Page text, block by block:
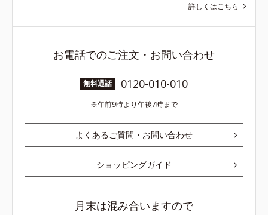
詳しくはこちら
お電話でのご注文・お問い合わせ
無料通話 0120-010-010
午前9時より午後7時まで
よくあるご質問・お問い合わせ
ショッピングガイド
月末は混み合いますので